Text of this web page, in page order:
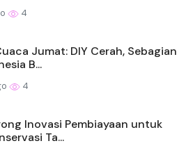
4
Jumat: DIY Cerah, Sebagian
B...
4
Inovasi Pembiayaan untuk
Ta...